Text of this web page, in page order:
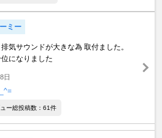
ミー
気サウンドが大きな為 取付ました。
になりました
日
ー総投稿数：61件